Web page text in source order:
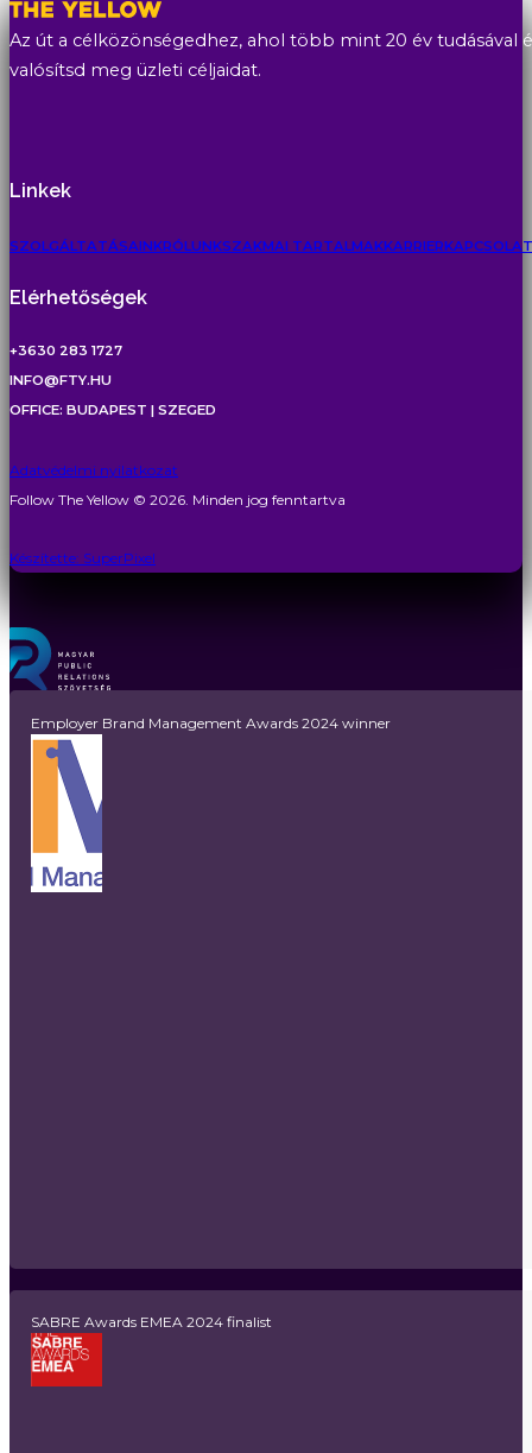
Az út a célközönségedhez, ahol több mint 20 év tudásával
valósítsd meg üzleti céljaidat.
Linkek
SZOLGÁLTATÁSAINKRÓLUNKSZAKMAI TARTALMAKKARRIERKAPCSOLAT
Elérhetőségek
+3630 283 1727
INFO@FTY.HU
OFFICE: BUDAPEST | SZEGED
Adatvédelmi nyilatkozat
Follow The Yellow © 2026. Minden jog fenntartva
Készítette: SuperPixel
Employer Brand Management Awards 2024 winner
SABRE Awards EMEA 2024 finalist